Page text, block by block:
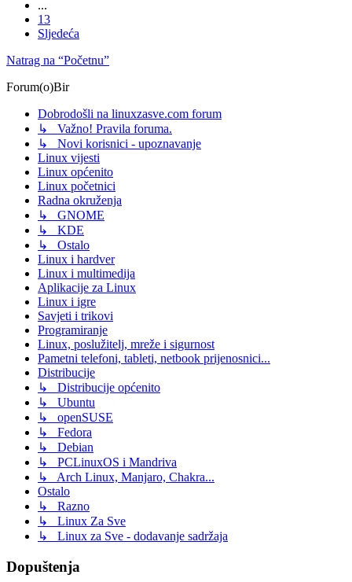
...
13
Sljedeća
Natrag na “Početnu”
Forum(o)Bir
Dobrodošli na linuxzasve.com forum
↳ Važno! Pravila foruma.
↳ Novi korisnici - upoznavanje
Linux vijesti
Linux općenito
Linux početnici
Radna okruženja
↳ GNOME
↳ KDE
↳ Ostalo
Linux i hardver
Linux i multimedija
Aplikacije za Linux
Linux i igre
Savjeti i trikovi
Programiranje
Linux, poslužitelj, mreže i sigurnost
Pametni telefoni, tableti, netbook prijenosnici...
Distribucije
↳ Distribucije općenito
↳ Ubuntu
↳ openSUSE
↳ Fedora
↳ Debian
↳ PCLinuxOS i Mandriva
↳ Arch Linux, Manjaro, Chakra...
Ostalo
↳ Razno
↳ Linux Za Sve
↳ Linux za Sve - dodavanje sadržaja
Dopuštenja